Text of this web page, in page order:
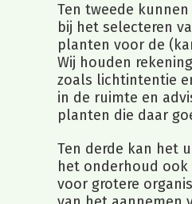
Ten tweede
bij het selecteren
planten voor de
Wij houden
zoals lichtintentie
in de ruimte en
planten die daar
Ten derde kan het
het onderhoud ook
voor grotere